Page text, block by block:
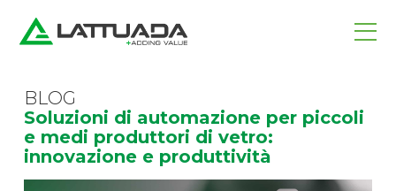
BLOG
Soluzioni di automazione per piccoli
e medi produttori di vetro:
innovazione e produttività